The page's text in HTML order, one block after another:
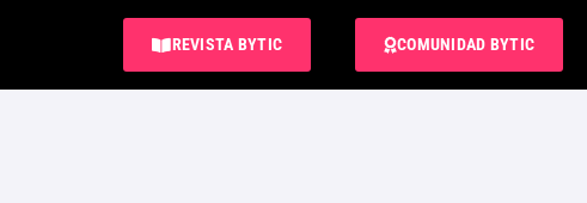
REVISTA BYTIC COMUNIDAD BYTIC